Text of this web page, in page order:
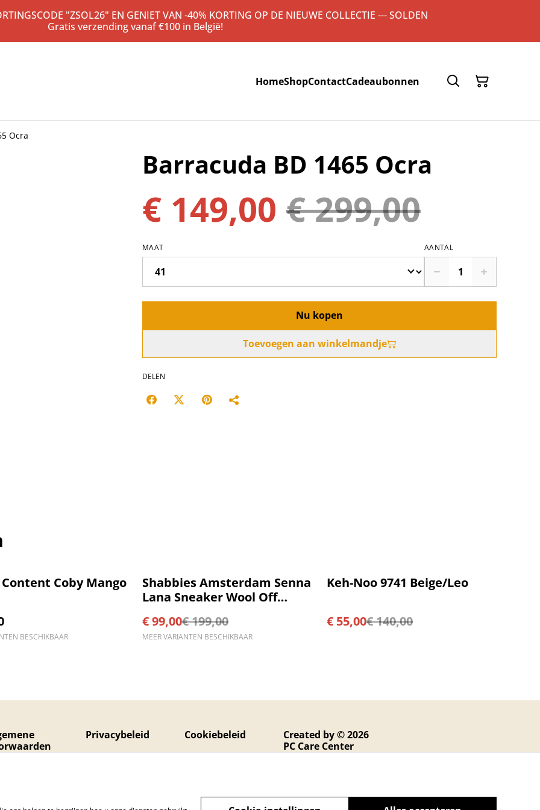
"ZSOL26" EN GENIET VAN -40% KORTING OP DE NIEUWE COLLECTIE --- SOLDEN
Gratis verzending vanaf €100 in België!
HomeShopContactCadeaubonnen
Ocra
Barracuda BD 1465 Ocra
€ 149,00 € 299,00
MAAT AANTAL
Nu kopen
Toevoegen aan winkelmandje
DELEN
Coby Mango
BESCHIKBAAR
%
Shabbies Amsterdam Senna
Lana Sneaker Wool Off
€ 99,00€ 199,00
MEER VARIANTEN BESCHIKBAAR
%
Keh-Noo 9741 Beige/Leo
€ 55,00€ 140,00
Privacybeleid Cookiebeleid
Created by © 2026
PC Care Center